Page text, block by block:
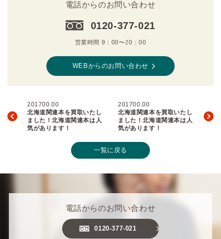
電話からのお問い合わせ
0120-377-021
営業時間 9：00〜20：00
WEBからのお問い合わせ
201700.00
北海道関連本を買取いたし
ました！北海道関連本は人
気があります！
201700.00
北海道関連本を買取いたし
ました！北海道関連本は人
気があります！
一覧に戻る
電話からのお問い合わせ
0120-377-021